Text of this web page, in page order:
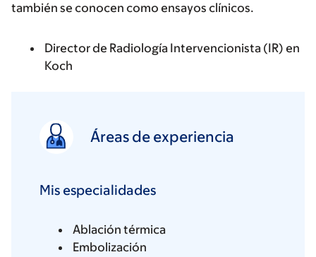
también se conocen como ensayos clínicos.
Director de Radiología Intervencionista (IR) en
Koch
Áreas de experiencia
Mis especialidades
Ablación térmica
Embolización